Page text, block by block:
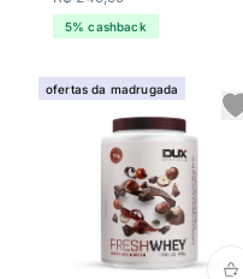
5% cashback
ofertas da madrugada